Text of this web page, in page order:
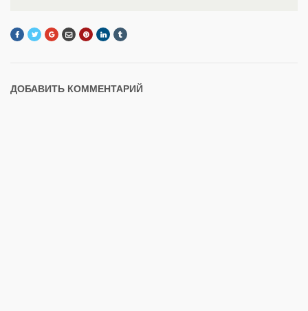
ДОБАВИТЬ КОММЕНТАРИЙ